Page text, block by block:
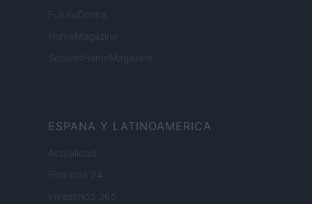
FuturoDonna
HomeMagazine
SecondHomeMagazine
ESPANA Y LATINOAMERICA
Actualidad
Finanzas 24
Investindo 365